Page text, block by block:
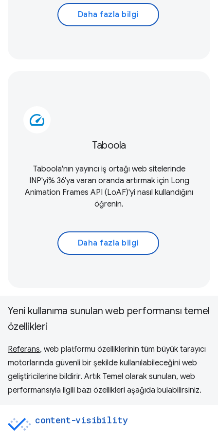
Daha fazla bilgi
speed
Taboola
Taboola'nın yayıncı iş ortağı web sitelerinde
INP'yi% 36'ya varan oranda artırmak için Long
Animation Frames API (LoAF)'yi nasıl kullandığını
öğrenin.
Daha fazla bilgi
Yeni kullanıma sunulan web performansı temel
özellikleri
Referans, web platformu özelliklerinin tüm büyük tarayıcı
motorlarında güvenli bir şekilde kullanılabileceğini web
geliştiricilerine bildirir. Artık Temel olarak sunulan, web
performansıyla ilgili bazı özellikleri aşağıda bulabilirsiniz.
content-visibility